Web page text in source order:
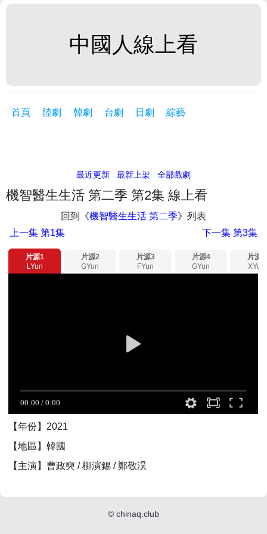
中國人線上看
首頁 陸劇 韓劇 台劇 日劇 綜藝
最近更新 最新上架 全部戲劇
機智醫生生活 第二季 第2集 線上看
回到《機智醫生生活 第二季》列表
上一集 第1集 下一集第3集
片源1
LYun
片源2
GYun
片源3
FYun
片源4
GYun
片源5
XYun
【年份】2021
【地區】韓國
【主演】曹政奭 / 柳演錫 / 鄭敬淏
© chinaq.club